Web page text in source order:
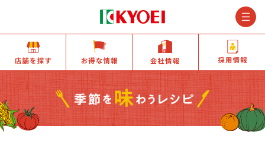
店舗を探す お得な情報 会社情報